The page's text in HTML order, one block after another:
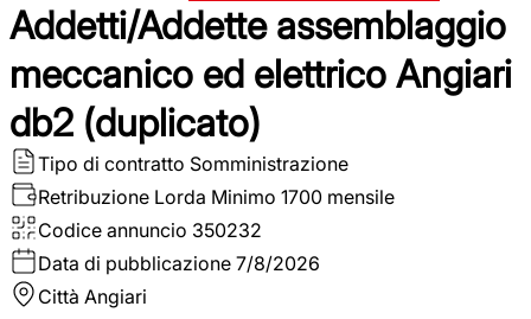
Addetti/Addette assemblaggio
meccanico ed elettrico Angiari
db2 (duplicato)
Tipo di contratto Somministrazione
Retribuzione Lorda Minimo 1700 mensile
Codice annuncio 350232
Data di pubblicazione 7/8/2026
Città Angiari